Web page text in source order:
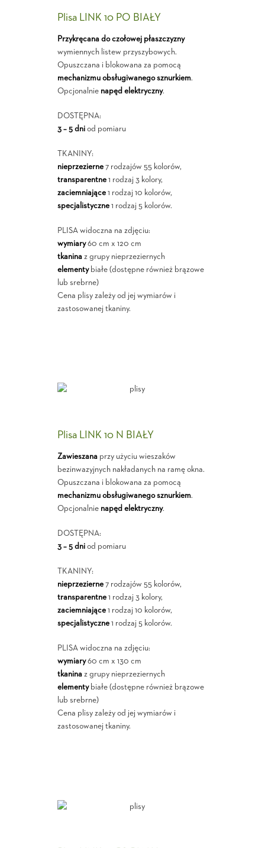
Plisa LINK 10 PO BIAŁY
Przykręcana do czołowej płaszczyzny
wymiennych listew przyszybowych.
Opuszczana i blokowana za pomocą
mechanizmu obsługiwanego sznurkiem.
Opcjonalnie napęd elektryczny.
DOSTĘPNA:
3 – 5 dniod pomiaru
TKANINY:
nieprzezierne7 rodzajów 55 kolorów,
transparentne1 rodzaj 3 kolory,
zaciemniające1 rodzaj 10 kolorów,
specjalistyczne1 rodzaj 5 kolorów.
PLISA widoczna na zdjęciu:
wymiary60 cm x 120 cm
tkaninaz grupy nieprzeziernych
elementybiałe (dostępne również brązowe
lub srebrne)
Cena plisy zależy od jej wymiarów i
zastosowanej tkaniny.
Plisa LINK 10 N BIAŁY
Zawieszanaprzy użyciu wieszaków
bezinwazyjnych nakładanych na ramę okna.
Opuszczana i blokowana za pomocą
mechanizmu obsługiwanego sznurkiem.
Opcjonalnie napęd elektryczny.
DOSTĘPNA:
3 – 5 dniod pomiaru
TKANINY:
nieprzezierne7 rodzajów 55 kolorów,
transparentne1 rodzaj 3 kolory,
zaciemniające1 rodzaj 10 kolorów,
specjalistyczne1 rodzaj 5 kolorów.
PLISA widoczna na zdjęciu:
wymiary60 cm x 130 cm
tkaninaz grupy nieprzeziernych
elementybiałe (dostępne również brązowe
lub srebrne)
Cena plisy zależy od jej wymiarów i
zastosowanej tkaniny.